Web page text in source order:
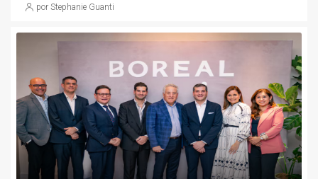
por Stephanie Guanti